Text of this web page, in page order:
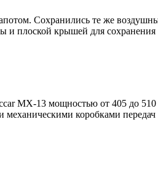
Сохранились те же
и плоской крышей для сохранения
MX-13 мощностью от 405 до
коробками